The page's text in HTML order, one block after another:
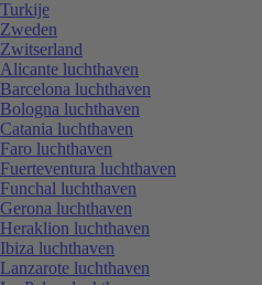
Turkije
Zweden
Zwitserland
Alicante luchthaven
Barcelona luchthaven
Bologna luchthaven
Catania luchthaven
Faro luchthaven
Fuerteventura luchthaven
Funchal luchthaven
Gerona luchthaven
Heraklion luchthaven
Ibiza luchthaven
Lanzarote luchthaven